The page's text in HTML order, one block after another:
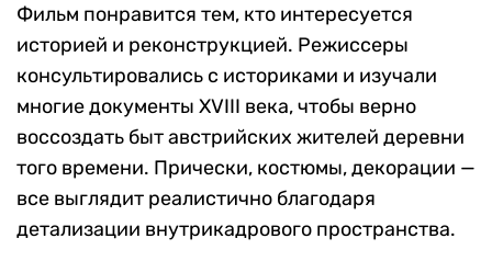
Фильм понравится тем, кто интересуется
историей и реконструкцией. Режиссеры
консультировались с историками и изучали
многие документы XVIII века, чтобы верно
воссоздать быт австрийских жителей деревни
того времени. Прически, костюмы, декорации —
все выглядит реалистично благодаря
детализации внутрикадрового пространства.